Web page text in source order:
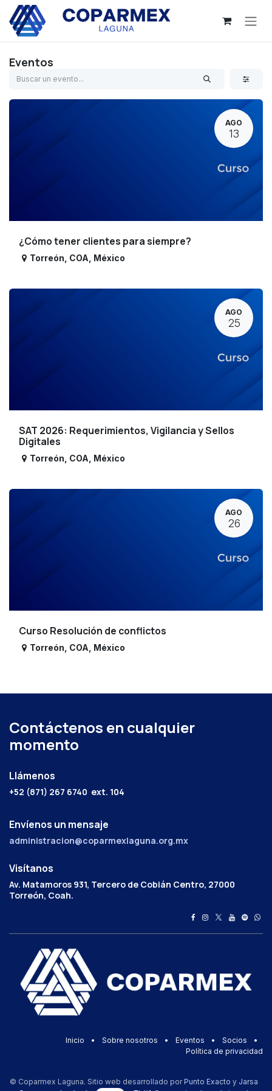
Ir al contenido
Eventos
AGO
13
¿Cómo tener clientes para siempre?
Torreón COA México
AGO
25
SAT 2026: Requerimientos, Vigilancia y Sellos
Digitales
Torreón COA México
AGO
26
Curso Resolución de conflictos
Torreón COA México
Contáctenos en cualquier
momento
Llámenos
+52 (871) 267 6740 ext. 104
Envíenos un mensaje
administracion@coparmexlaguna.org.mx
Visítanos
Av. Matamoros 931, Tercero de Cobián Centro, 27000
Torreón, Coah.
Inicio • Sobre nosotros • Eventos • Socios
•
Política de privacidad
© Coparmex Laguna. Sitio web desarrollado por Punto Exacto y Jarsa